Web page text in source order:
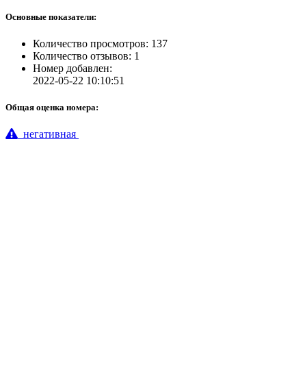
Основные показатели:
Количество просмотров: 137
Количество отзывов: 1
Номер добавлен:
2022-05-22 10:10:51
Общая оценка номера:
негативная